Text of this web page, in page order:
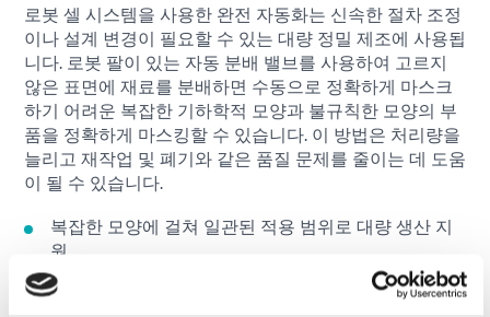
로봇 셀 시스템을 사용한 완전 자동화는 신속한 절차 조정
이나 설계 변경이 필요할 수 있는 대량 정밀 제조에 사용됩
니다. 로봇 팔이 있는 자동 분배 밸브를 사용하여 고르지
않은 표면에 재료를 분배하면 수동으로 정확하게 마스크
하기 어려운 복잡한 기하학적 모양과 불규칙한 모양의 부
품을 정확하게 마스킹할 수 있습니다. 이 방법은 처리량을
늘리고 재작업 및 폐기와 같은 품질 문제를 줄이는 데 도움
이 될 수 있습니다.
복잡한 모양에 걸쳐 일관된 적용 범위로 대량 생산 지
원
배치 및 마스크 적용에 대한 최고의 정확도